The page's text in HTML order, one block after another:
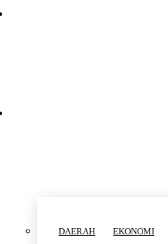
DAERAH EKONOMI